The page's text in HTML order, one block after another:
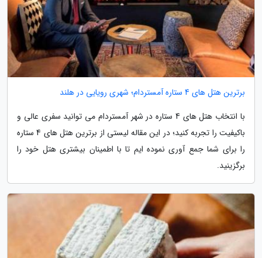
برترین هتل های 4 ستاره آمستردام؛ شهری رویایی در هلند
با انتخاب هتل های 4 ستاره در شهر آمستردام می توانید سفری عالی و
باکیفیت را تجربه کنید؛ در این مقاله لیستی از برترین هتل های 4 ستاره
را برای شما جمع آوری نموده ایم تا با اطمینان بیشتری هتل خود را
برگزینید.